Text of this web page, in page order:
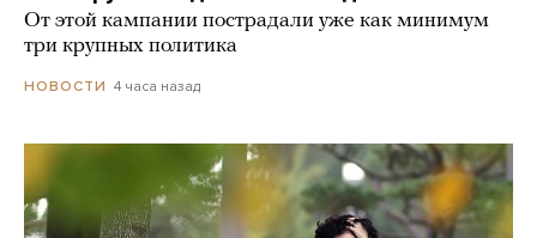
От этой кампании пострадали уже как минимум
три крупных политика
НОВОСТИ 4 часа назад